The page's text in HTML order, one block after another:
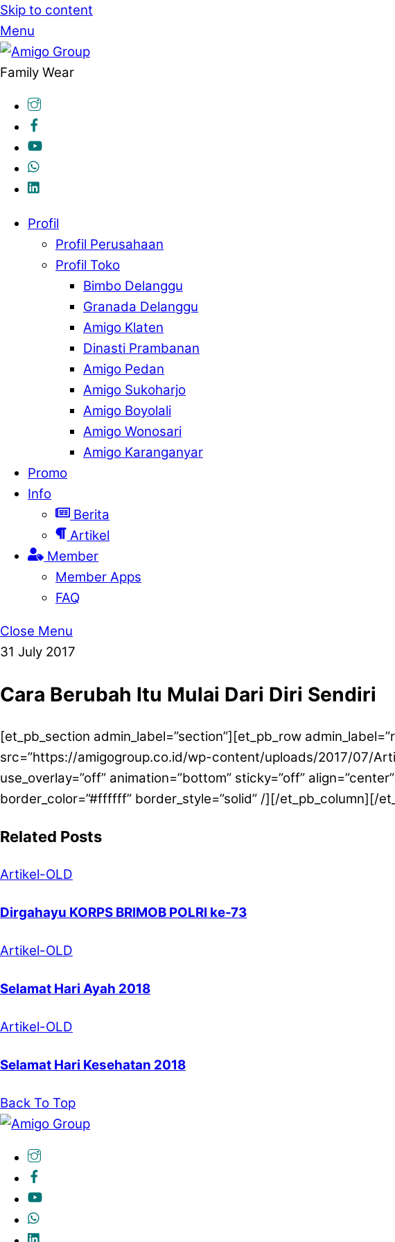
Skip to content
Menu
Family Wear
Profil
Profil Perusahaan
Profil Toko
Bimbo Delanggu
Granada Delanggu
Amigo Klaten
Dinasti Prambanan
Amigo Pedan
Amigo Sukoharjo
Amigo Boyolali
Amigo Wonosari
Amigo Karanganyar
Promo
Info
Berita
Artikel
Member
Member Apps
FAQ
Close Menu
31 July 2017
Cara Berubah Itu Mulai Dari Diri Sendiri
[et_pb_section admin_label=”section”][et_pb_row
src=”https://amigogroup.co.id/wp-content/uploads/2017/07/
use_overlay=”off” animation=”bottom” sticky=”off”
border_color=”#ffffff” border_style=”solid” /][/et_pb_column][/
Related Posts
Artikel-OLD
Dirgahayu KORPS BRIMOB POLRI ke-73
Artikel-OLD
Selamat Hari Ayah 2018
Artikel-OLD
Selamat Hari Kesehatan 2018
Back To Top